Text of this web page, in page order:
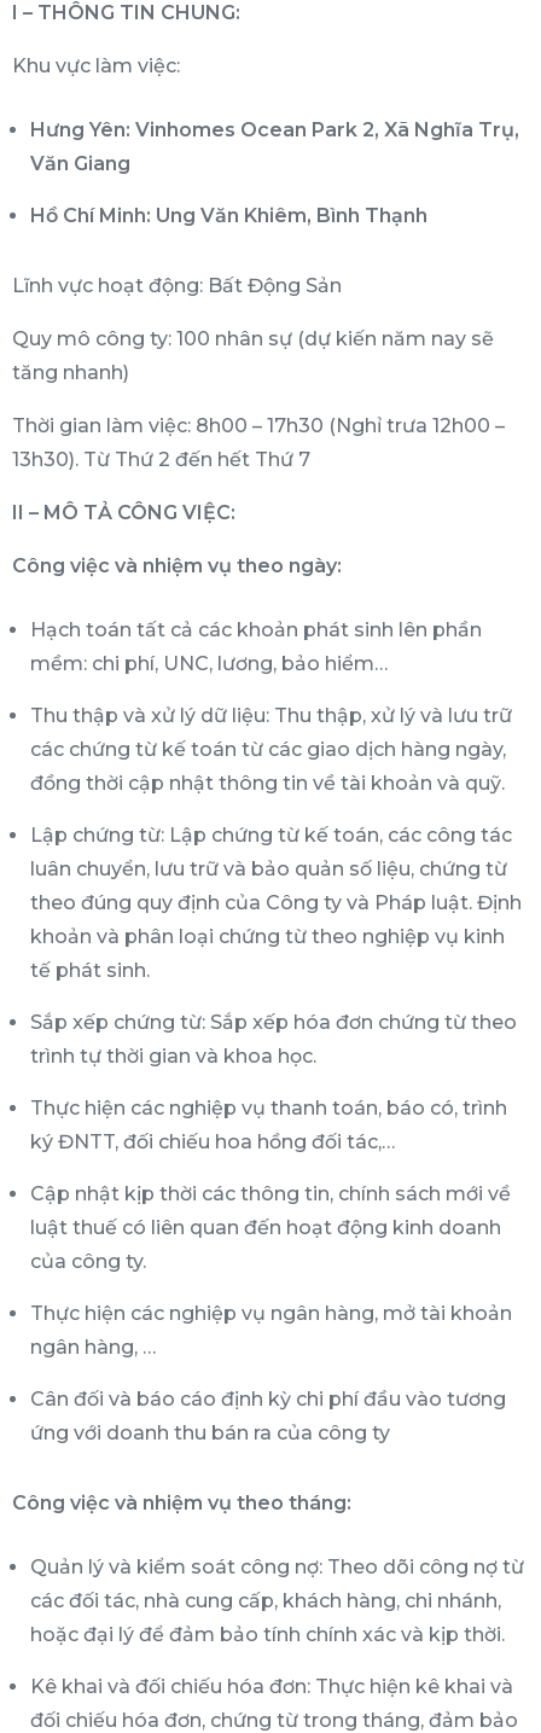
I – THÔNG TIN CHUNG:
Khu vực làm việc:
Hưng Yên: Vinhomes Ocean Park 2, Xã Nghĩa Trụ,
Văn Giang
Hồ Chí Minh: Ung Văn Khiêm, Bình Thạnh
Lĩnh vực hoạt động: Bất Động Sản
Quy mô công ty: 100 nhân sự (dự kiến năm nay sẽ
tăng nhanh)
Thời gian làm việc: 8h00 – 17h30 (Nghỉ trưa 12h00 –
13h30). Từ Thứ 2 đến hết Thứ 7
II – MÔ TẢ CÔNG VIỆC:
Công việc và nhiệm vụ theo ngày:
Hạch toán tất cả các khoản phát sinh lên phần
mềm: chi phí, UNC, lương, bảo hiểm…
Thu thập và xử lý dữ liệu: Thu thập, xử lý và lưu trữ
các chứng từ kế toán từ các giao dịch hàng ngày,
đồng thời cập nhật thông tin về tài khoản và quỹ.
Lập chứng từ: Lập chứng từ kế toán, các công tác
luân chuyển, lưu trữ và bảo quản số liệu, chứng từ
theo đúng quy định của Công ty và Pháp luật. Định
khoản và phân loại chứng từ theo nghiệp vụ kinh
tế phát sinh.
Sắp xếp chứng từ: Sắp xếp hóa đơn chứng từ theo
trình tự thời gian và khoa học.
Thực hiện các nghiệp vụ thanh toán, báo có, trình
ký ĐNTT, đối chiếu hoa hồng đối tác,…
Cập nhật kịp thời các thông tin, chính sách mới về
luật thuế có liên quan đến hoạt động kinh doanh
của công ty.
Thực hiện các nghiệp vụ ngân hàng, mở tài khoản
ngân hàng, …
Cân đối và báo cáo định kỳ chi phí đầu vào tương
ứng với doanh thu bán ra của công ty
Công việc và nhiệm vụ theo tháng:
Quản lý và kiểm soát công nợ: Theo dõi công nợ từ
các đối tác, nhà cung cấp, khách hàng, chi nhánh,
hoặc đại lý để đảm bảo tính chính xác và kịp thời.
Kê khai và đối chiếu hóa đơn: Thực hiện kê khai và
đối chiếu hóa đơn, chứng từ trong tháng, đảm bảo